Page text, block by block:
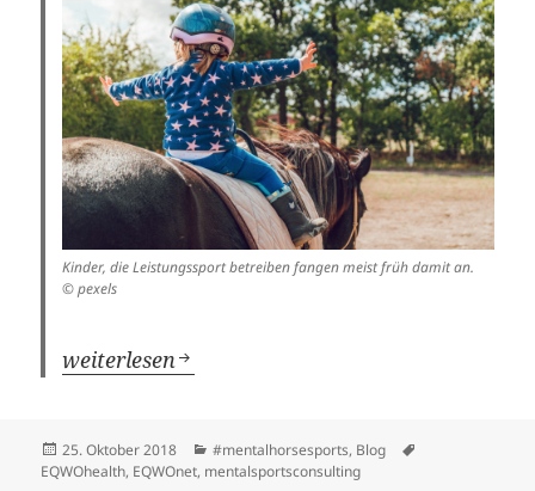
Kinder, die Leistungssport betreiben fangen meist früh damit an.
© pexels
Vom Eltern-Sein im Leistungssport für meine
weiterlesen
Veröffentlicht
am
25. Oktober 2018 Kategorien
#mentalhorsesports, Blog
EQWOhealth, EQWOnet, mentalsportsconsulting